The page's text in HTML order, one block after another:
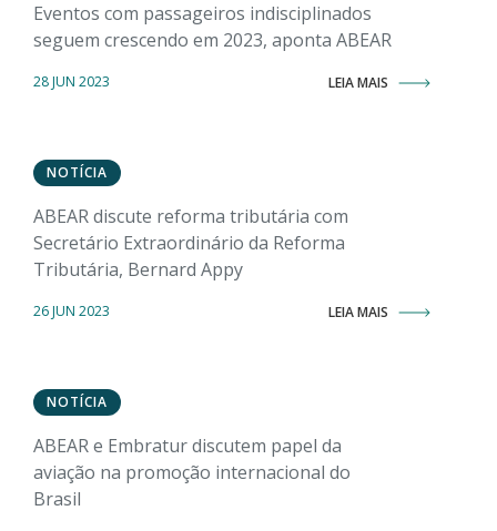
Eventos com passageiros indisciplinados
seguem crescendo em 2023, aponta ABEAR
28 JUN 2023 LEIA MAIS
NOTÍCIA
ABEAR discute reforma tributária com
Secretário Extraordinário da Reforma
Tributária, Bernard Appy
26 JUN 2023 LEIA MAIS
NOTÍCIA
ABEAR e Embratur discutem papel da
aviação na promoção internacional do
Brasil